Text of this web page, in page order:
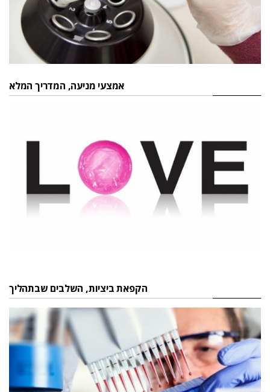
אמצעי מניעה, המדריך המלא
הקפאת ביציות, השלבים שבתהליך